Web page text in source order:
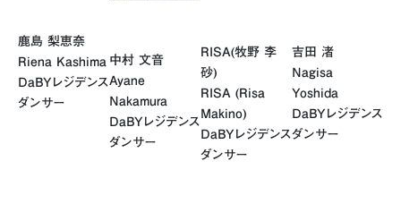
鹿島 梨恵奈
Riena Kashima
DaBYレジデンス
ダンサー
中村 文音
Ayane
Nakamura
DaBYレジデンス
ダンサー
RISA(牧野 李
砂)
RISA (Risa
Makino)
DaBYレジデンス
ダンサー
吉田 渚
Nagisa
Yoshida
DaBYレジデンス
ダンサー